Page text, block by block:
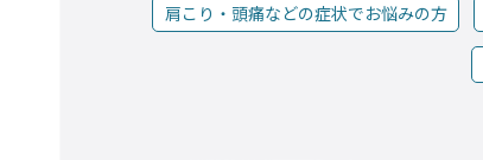
肩こり・頭痛などの症状でお悩みの方